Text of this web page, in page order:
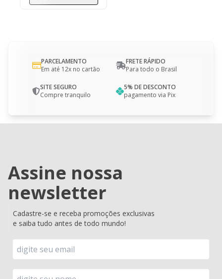
PARCELAMENTO
Em até 12x no cartão
FRETE RÁPIDO
Para todo o Brasil
SITE SEGURO
Compre tranquilo
5% DE DESCONTO
pagamento via Pix
Assine nossa
newsletter
Cadastre-se e receba promoções exclusivas
e saiba tudo antes de todo mundo!